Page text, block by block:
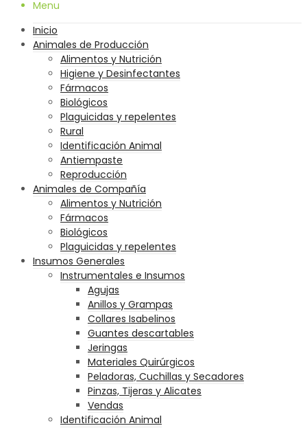
Menu
Inicio
Animales de Producción
Alimentos y Nutrición
Higiene y Desinfectantes
Fármacos
Biológicos
Plaguicidas y repelentes
Rural
Identificación Animal
Antiempaste
Reproducción
Animales de Compañía
Alimentos y Nutrición
Fármacos
Biológicos
Plaguicidas y repelentes
Insumos Generales
Instrumentales e Insumos
Agujas
Anillos y Grampas
Collares Isabelinos
Guantes descartables
Jeringas
Materiales Quirúrgicos
Peladoras, Cuchillas y Secadores
Pinzas, Tijeras y Alicates
Vendas
Identificación Animal